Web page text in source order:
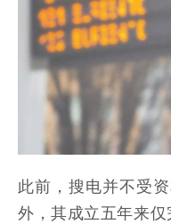
此前，搜电并不受
外，其成立五年来